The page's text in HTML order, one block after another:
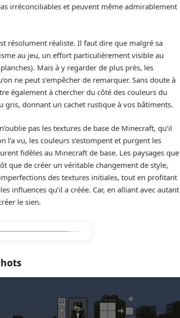
irréconciliables et peuvent même admirablement
résolument réaliste. Il faut dire que malgré sa
au jeu, un effort particulièrement visible au
Mais à y regarder de plus près, les
ne peut s’empêcher de remarquer. Sans doute à
également à chercher du côté des couleurs du
gris, donnant un cachet rustique à vos bâtiments.
pas les textures de base de Minecraft, qu’il
l’a vu, les couleurs s’estompent et purgent les
fidèles au Minecraft de base. Les paysages que
que de créer un véritable changement de style,
des textures initiales, tout en profitant
influences qu’il a créée. Car, en alliant avec autant
le sien.